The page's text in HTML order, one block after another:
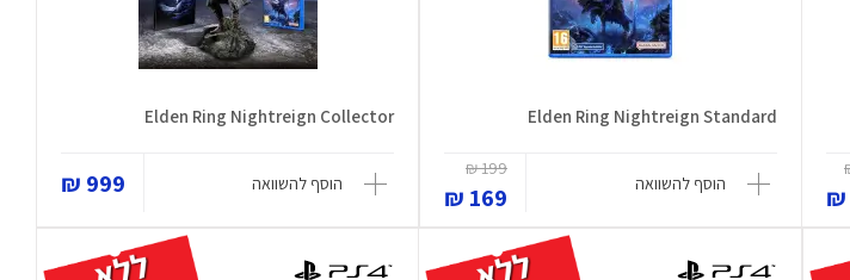
Elden Ring Nightreign Standard
הוסף להשוואה
199 ₪
169 ₪
Elden Ring Nightreign Collector
הוסף להשוואה 999 ₪